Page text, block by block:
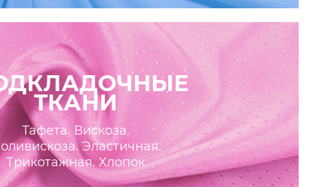
ТКАНИ
Тафета. Вискоза.
Эластичная.
Трикотажная. Хлопок